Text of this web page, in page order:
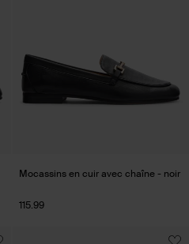
Mocassins en cuir avec chaîne - noir
115.99